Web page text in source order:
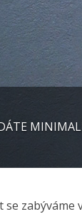
se